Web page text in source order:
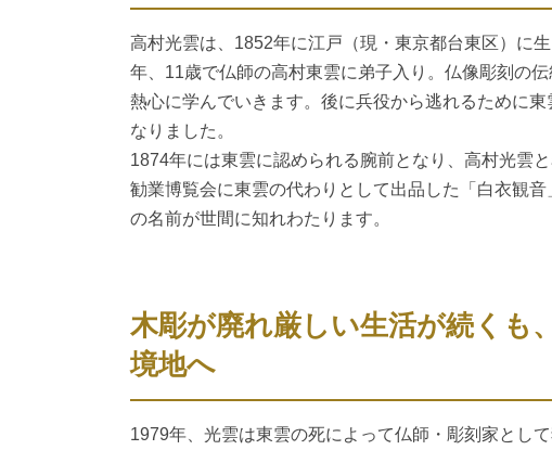
高村光雲は、1852年に江戸（現・東京都台東区）に
年、11歳で仏師の高村東雲に弟子入り。仏像彫刻の
熱心に学んでいきます。後に兵役から逃れるために
なりました。
1874年には東雲に認められる腕前となり、高村光雲
勧業博覧会に東雲の代わりとして出品した「白衣観
の名前が世間に知れわたります。
木彫が廃れ厳しい生活が続くも
境地へ
1979年、光雲は東雲の死によって仏師・彫刻家とし